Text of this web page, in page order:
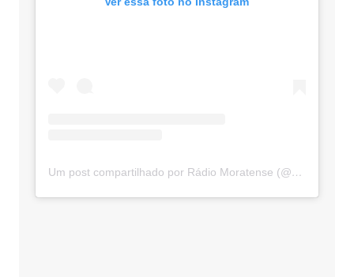
Um post compartilhado por Rádio Moratense (@radio_moratense)